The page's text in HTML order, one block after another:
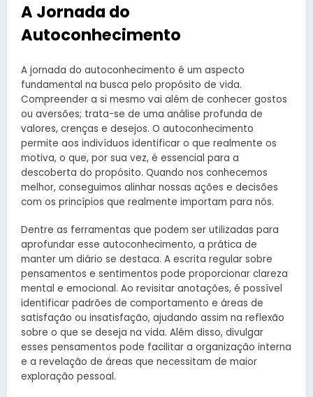
A Jornada do
Autoconhecimento
A jornada do autoconhecimento é um aspecto
fundamental na busca pelo propósito de vida.
Compreender a si mesmo vai além de conhecer gostos
ou aversões; trata-se de uma análise profunda de
valores, crenças e desejos. O autoconhecimento
permite aos indivíduos identificar o que realmente os
motiva, o que, por sua vez, é essencial para a
descoberta do propósito. Quando nos conhecemos
melhor, conseguimos alinhar nossas ações e decisões
com os princípios que realmente importam para nós.
Dentre as ferramentas que podem ser utilizadas para
aprofundar esse autoconhecimento, a prática de
manter um diário se destaca. A escrita regular sobre
pensamentos e sentimentos pode proporcionar clareza
mental e emocional. Ao revisitar anotações, é possível
identificar padrões de comportamento e áreas de
satisfação ou insatisfação, ajudando assim na reflexão
sobre o que se deseja na vida. Além disso, divulgar
esses pensamentos pode facilitar a organização interna
e a revelação de áreas que necessitam de maior
exploração pessoal.